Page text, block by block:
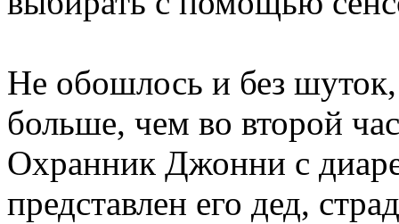
Не обошлось и без
больше, чем во второй
Охранник Джонни с
представлен его дед,